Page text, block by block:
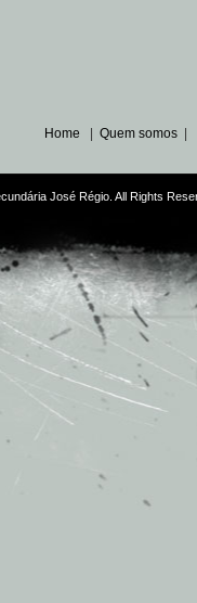
Home Quem somos
José Régio. All Rights